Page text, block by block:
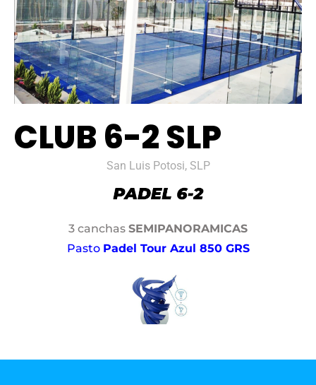
CLUB 6-2 SLP
San Luis Potosi, SLP
3 canchas SEMIPANORAMICAS
Pasto Padel Tour Azul 850 GRS